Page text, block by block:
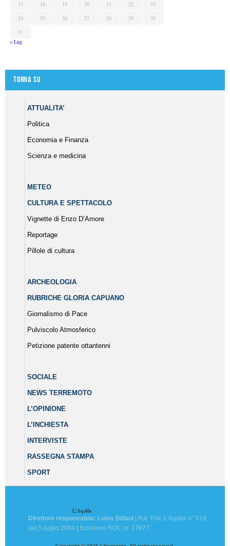
17
18 19 20 21 22
23
24
25 26 27 28 29
30
31
« Lug
Torna su
ATTUALITA’
Politica
Economia e Finanza
Scienza e medicina
METEO
CULTURA E SPETTACOLO
Vignette di Enzo D’Amore
Reportage
Pillole di cultura
ARCHEOLOGIA
RUBRICHE GLORIA CAPUANO
Giornalismo di Pace
Pulviscolo Atmosferico
Petizione patente ottantenni
SOCIALE
NEWS TERREMOTO
L’OPINIONE
L’INCHIESTA
INTERVISTE
RASSEGNA STAMPA
SPORT
Direttore responsabile: Luisa Stifani | Aut. Trib. L'Aquila n° 519
del 5 luglio 2004 | Iscrizione ROC nr. 17677